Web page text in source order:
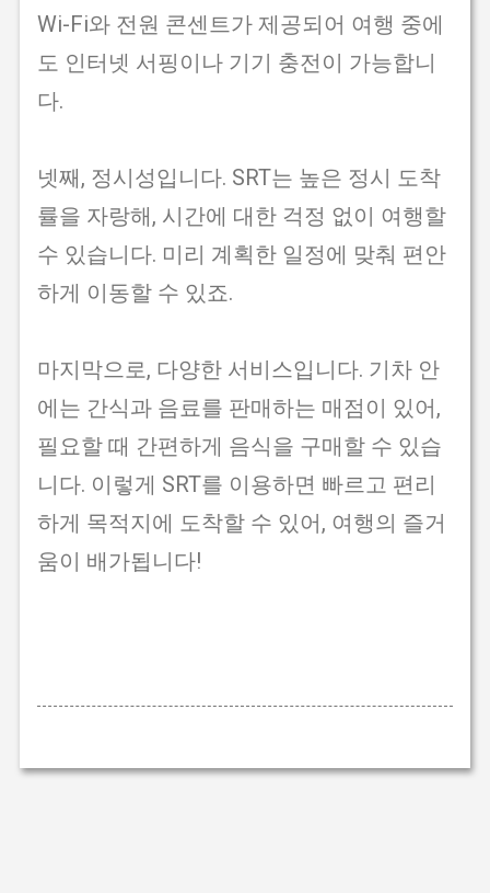
Wi-Fi와 전원 콘센트가 제공되어 여행 중에
도 인터넷 서핑이나 기기 충전이 가능합니
다.
넷째, 정시성입니다. SRT는 높은 정시 도착
률을 자랑해, 시간에 대한 걱정 없이 여행할
수 있습니다. 미리 계획한 일정에 맞춰 편안
하게 이동할 수 있죠.
마지막으로, 다양한 서비스입니다. 기차 안
에는 간식과 음료를 판매하는 매점이 있어,
필요할 때 간편하게 음식을 구매할 수 있습
니다. 이렇게 SRT를 이용하면 빠르고 편리
하게 목적지에 도착할 수 있어, 여행의 즐거
움이 배가됩니다!